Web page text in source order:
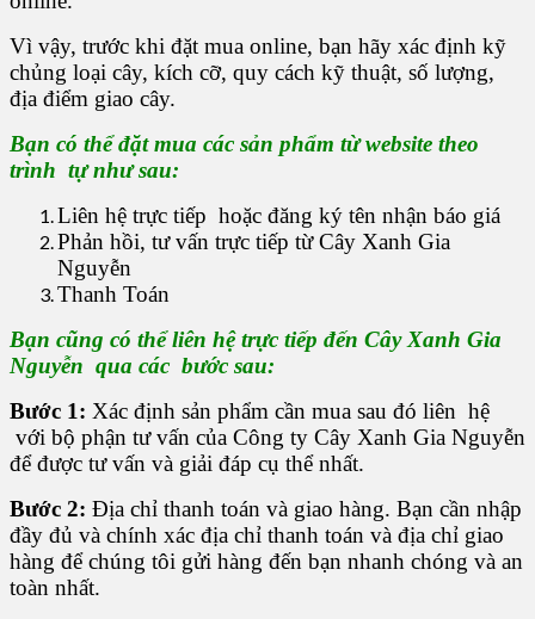
Vì vậy, trước khi đặt mua online, bạn hãy xác định kỹ
chủng loại cây, kích cỡ, quy cách kỹ thuật, số lượng,
địa điểm giao cây.
Bạn có thể đặt mua các sản phẩm từ website theo
trình tự như sau:
Liên hệ trực tiếp hoặc đăng ký tên nhận báo giá
Phản hồi, tư vấn trực tiếp từ Cây Xanh Gia
Nguyễn
Thanh Toán
Bạn cũng có thể liên hệ trực tiếp đến Cây Xanh Gia
Nguyễn qua các bước sau:
Bước 1: Xác định sản phẩm cần mua sau đó liên hệ
với bộ phận tư vấn của Công ty Cây Xanh Gia Nguyễn
để được tư vấn và giải đáp cụ thể nhất.
Bước 2: Địa chỉ thanh toán và giao hàng. Bạn cần nhập
đầy đủ và chính xác địa chỉ thanh toán và địa chỉ giao
hàng để chúng tôi gửi hàng đến bạn nhanh chóng và an
toàn nhất.